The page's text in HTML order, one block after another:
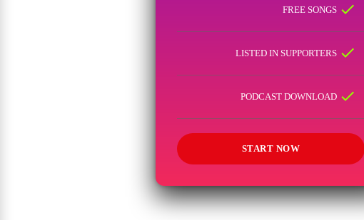
check
check
check
START NOW